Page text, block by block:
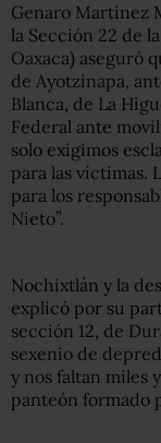
Genaro Martínez
la Sección 22 de
Oaxaca) aseguró
de Ayotzinapa,
Blanca, de La
Federal ante
solo exigimos
para las víctimas.
para los
Nieto”.
Nochixtlán y la
explicó por su
sección 12, de
sexenio de
y nos faltan miles
panteón formado